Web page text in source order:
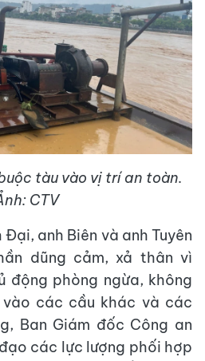
tàu vào vị trí an toàn.
CTV
anh Biên và anh Tuyên
dũng cảm, xả thân vì
động phòng ngừa, không
các cầu khác và các
Ban Giám đốc Công an
các lực lượng phối hợp